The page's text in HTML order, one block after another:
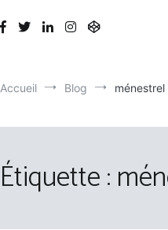
Accueil Blog ménestrel
Étiquette :